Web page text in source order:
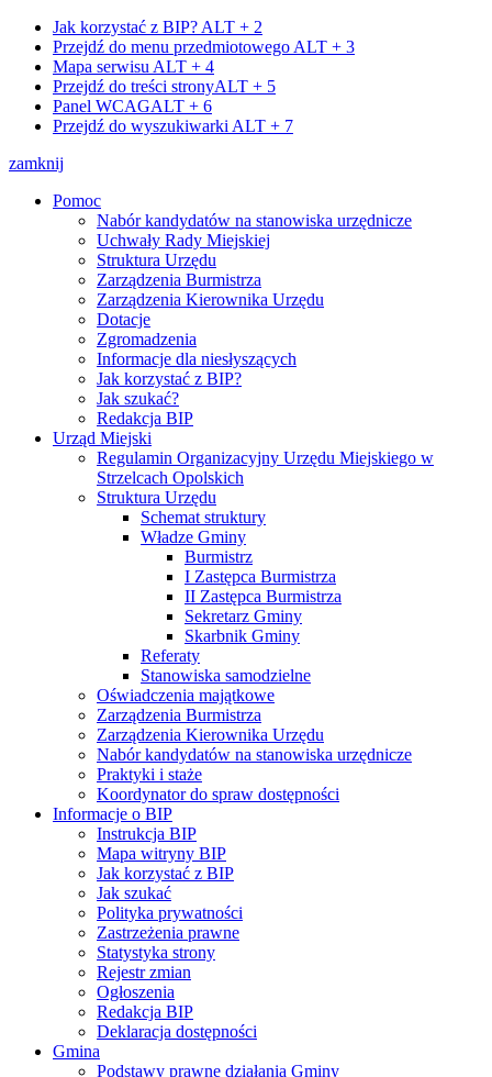
Jak korzystać z BIP? ALT + 2
Przejdź do menu przedmiotowego ALT + 3
Mapa serwisu ALT + 4
Przejdź do treści stronyALT + 5
Panel WCAGALT + 6
Przejdź do wyszukiwarki ALT + 7
zamknij
Pomoc
Nabór kandydatów na stanowiska urzędnicze
Uchwały Rady Miejskiej
Struktura Urzędu
Zarządzenia Burmistrza
Zarządzenia Kierownika Urzędu
Dotacje
Zgromadzenia
Informacje dla niesłyszących
Jak korzystać z BIP?
Jak szukać?
Redakcja BIP
Urząd Miejski
Regulamin Organizacyjny Urzędu Miejskiego w
Strzelcach Opolskich
Struktura Urzędu
Schemat struktury
Władze Gminy
Burmistrz
I Zastępca Burmistrza
II Zastępca Burmistrza
Sekretarz Gminy
Skarbnik Gminy
Referaty
Stanowiska samodzielne
Oświadczenia majątkowe
Zarządzenia Burmistrza
Zarządzenia Kierownika Urzędu
Nabór kandydatów na stanowiska urzędnicze
Praktyki i staże
Koordynator do spraw dostępności
Informacje o BIP
Instrukcja BIP
Mapa witryny BIP
Jak korzystać z BIP
Jak szukać
Polityka prywatności
Zastrzeżenia prawne
Statystyka strony
Rejestr zmian
Ogłoszenia
Redakcja BIP
Deklaracja dostępności
Gmina
Podstawy prawne działania Gminy